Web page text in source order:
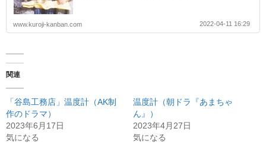
www.kuroji-kanban.com 2022-04-11 16:29
関連
「谷島工務店」温度計（AK制
作のドラマ）
2023年6月17日
気になる
温度計（朝ドラ『あまちゃ
ん』）
2023年4月27日
気になる